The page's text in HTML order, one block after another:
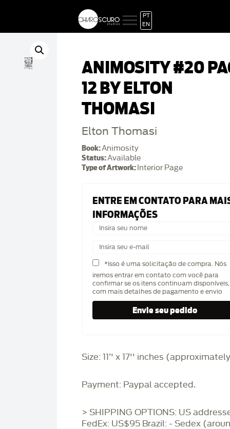
PT
EN
ANIMOSITY #20
12 BY ELTON
THOMASI
Elton Thomasi
Book:Animosity
Status:Available
Type of Artwork: Interior Page
ENTRE EM CONTATO PARA
INFORMAÇÕES
*Isso é uma solicitação de compra. Nós
iremos entrar em contato com você para
confirmar se os itens continuam disponíveis,
com mais detalhes de pagamento e envio
Size: 11’' x 17'' inches
Payment: Paypal accepted.
> SHIPPING OPTIONS: US
FedEx: US$95 Brazil: - Sedex